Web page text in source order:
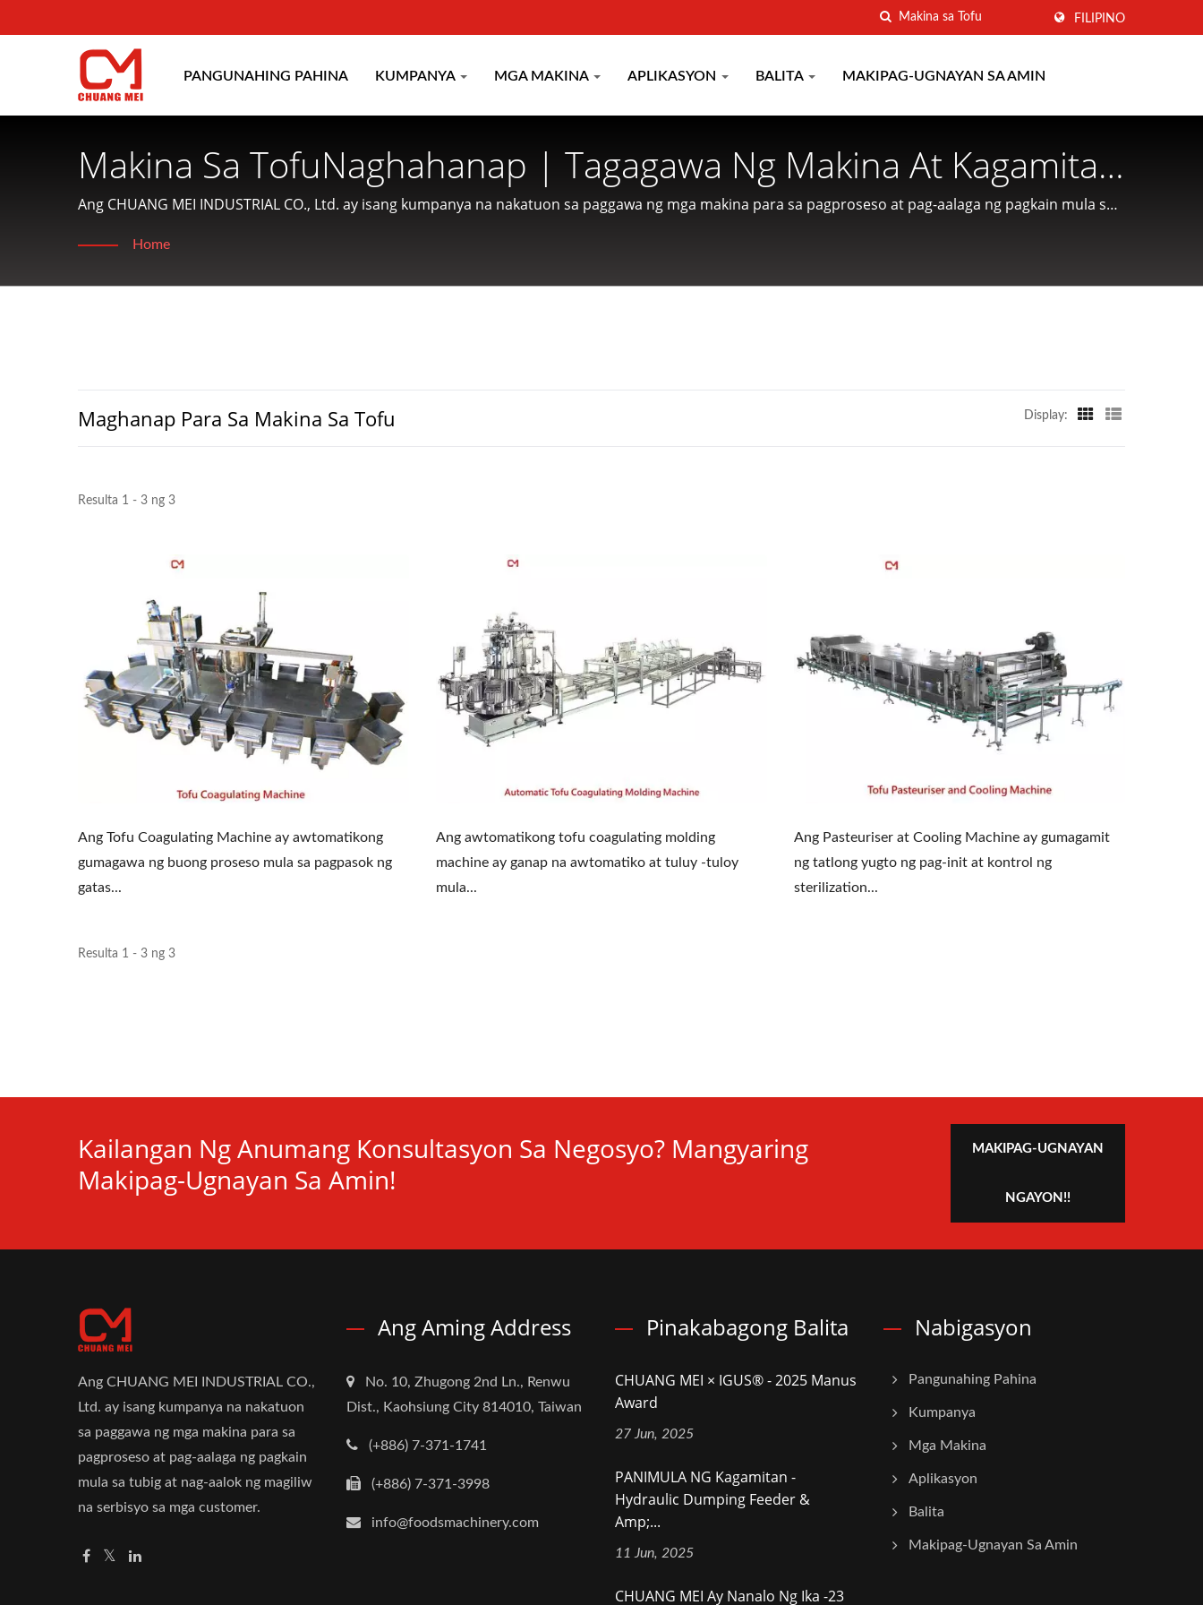
FILIPINO
PANGUNAHING PAHINA KUMPANYA MGA MAKINA APLIKASYON BALITA MAKIPAG-UGNAYAN SA AMIN
Makina Sa TofuNaghahanap | Tagagawa Ng Makina At Kagamitan
Sa Pagproseso Ng Pagkain Na Nakabase Sa Taiwan | CHUANG
MEI INDUSTRIAL CO.
Ang CHUANG MEI INDUSTRIAL CO., Ltd. ay isang kumpanya na nakatuon sa paggawa ng mga makina para sa pagproseso at pag-aalaga ng pagkain mula sa
Home
Maghanap Para Sa Makina Sa Tofu Display:
Resulta 1 - 3 ng 3
Ang Tofu Coagulating Machine ay awtomatikong
gumagawa ng buong proseso mula sa pagpasok ng
gatas...
Ang awtomatikong tofu coagulating molding
machine ay ganap na awtomatiko at tuluy -tuloy
mula...
Ang Pasteuriser at Cooling Machine ay gumagamit
ng tatlong yugto ng pag-init at kontrol ng
sterilization...
Resulta 1 - 3 ng 3
Kailangan Ng Anumang Konsultasyon Sa Negosyo? Mangyaring
Makipag-Ugnayan Sa Amin!
MAKIPAG-UGNAYAN
NGAYON!!
Ang CHUANG MEI INDUSTRIAL CO.,
Ltd. ay isang kumpanya na nakatuon
sa paggawa ng mga makina para sa
pagproseso at pag-aalaga ng pagkain
mula sa tubig at nag-aalok ng magiliw
na serbisyo sa mga customer.
Ang Aming Address
No. 10, Zhugong 2nd Ln., Renwu
Dist., Kaohsiung City 814010, Taiwan
(+886) 7-371-1741
(+886) 7-371-3998
info@foodsmachinery.com
Pinakabagong Balita
CHUANG MEI × IGUS® - 2025 Manus
Award
27 Jun, 2025
PANIMULA NG Kagamitan -
Hydraulic Dumping Feeder &
Amp;...
11 Jun, 2025
CHUANG MEI Ay Nanalo Ng Ika -23
Nabigasyon
Pangunahing Pahina
Kumpanya
Mga Makina
Aplikasyon
Balita
Makipag-Ugnayan Sa Amin